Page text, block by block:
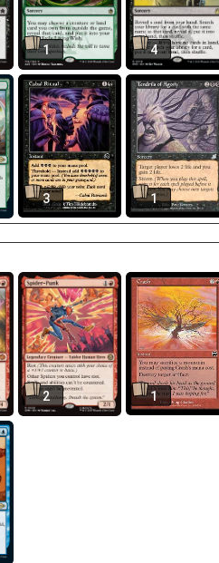
1 4
3 1
2 1